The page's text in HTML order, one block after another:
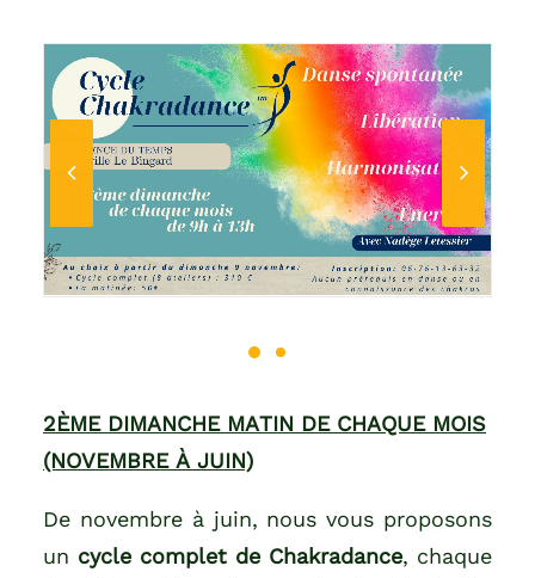
2ÈME DIMANCHE MATIN DE CHAQUE MOIS
(NOVEMBRE À JUIN)
De novembre à juin, nous vous proposons
un cycle complet de Chakradance, chaque